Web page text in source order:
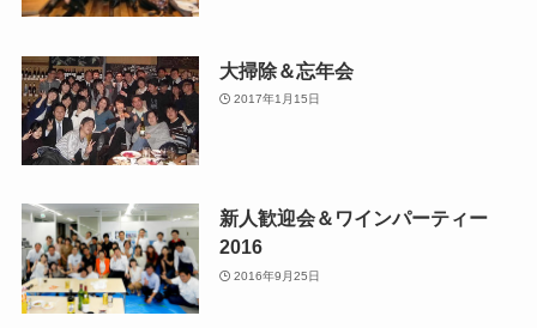
大掃除＆忘年会
2017年1月15日
新人歓迎会＆ワインパーティー
2016
2016年9月25日